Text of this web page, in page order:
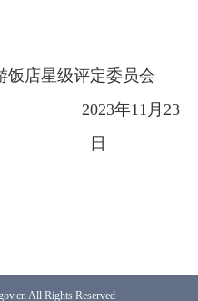
饭店星级评定委员会
2023年11 月23
日
All Rights Reserved